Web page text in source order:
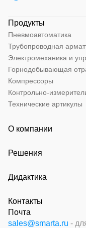
Продукты
Пневмоавтоматика
Трубопроводная
Электромеханика и
Горнодобывающая
Компрессоры
Контрольно-
Технические артикулы
О компании
Решения
Дидактика
Контакты
Почта
sales@smarta.ru -